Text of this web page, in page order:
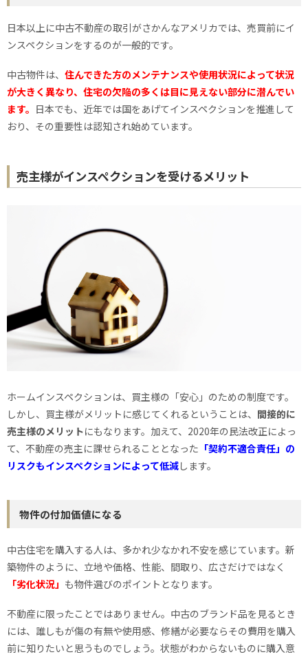
日本以上に中古不動産の取引がさかんなアメリカでは、売買前にイ
ンスペクションをするのが一般的です。
中古物件は、 住んできた方のメンテナンスや使用状況によって状況
が大きく異なり、住宅の欠陥の多くは目に見えない部分に潜んでい
ます。 日本でも、近年では国をあげてインスペクションを推進して
おり、その重要性は認知され始めています。
売主様がインスペクションを受けるメリット
ホームインスペクションは、買主様の「安心」のための制度です。
しかし、買主様がメリットに感じてくれるということは、 間接的に
売主様のメリットにもなります。加えて、2020年の民法改正によっ
て、不動産の売主に課せられることとなった 「契約不適合責任」の
リスクもインスペクションによって低減します。
物件の付加価値になる
中古住宅を購入する人は、多かれ少なかれ不安を感じています。新
築物件のように、立地や価格、性能、間取り、広さだけではなく
「劣化状況」 も物件選びのポイントとなります。
不動産に限ったことではありません。中古のブランド品を見るとき
には、誰しもが傷の有無や使用感、修繕が必要ならその費用を購入
前に知りたいと思うものでしょう。状態がわからないものに購入意